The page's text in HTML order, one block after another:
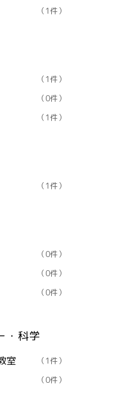
（1件）
（1件）
（0件）
（1件）
（1件）
（0件）
（0件）
（0件）
・科学
室 （1件）
（0件）